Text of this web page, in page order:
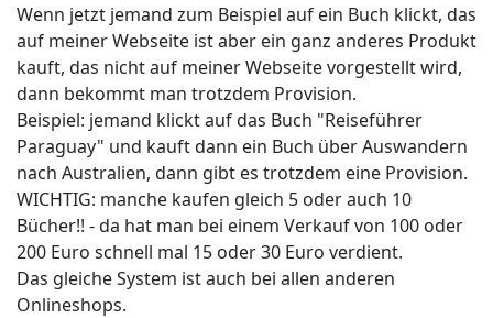
Wenn jetzt jemand zum Beispiel auf ein Buch klickt, das
auf meiner Webseite ist aber ein ganz anderes Produkt
kauft, das nicht auf meiner Webseite vorgestellt wird,
dann bekommt man trotzdem Provision.
Beispiel: jemand klickt auf das Buch "Reiseführer
Paraguay" und kauft dann ein Buch über Auswandern
nach Australien, dann gibt es trotzdem eine Provision.
WICHTIG: manche kaufen gleich 5 oder auch 10
Bücher!! - da hat man bei einem Verkauf von 100 oder
200 Euro schnell mal 15 oder 30 Euro verdient.
Das gleiche System ist auch bei allen anderen
Onlineshops.